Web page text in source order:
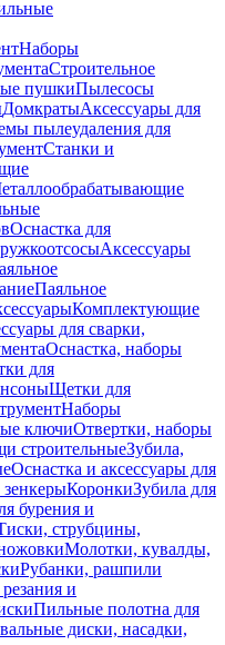
Наборы
Строительное
пушкиПылесосы
ДомкратыАксессуары для
пылеудаления для
Станки и
Оснастка для
Аксессуары
Паяльное
Комплектующие
для сварки,
Оснастка, наборы
для
Щетки для
Наборы
ключиОтвертки, наборы
строительныеЗубила,
Оснастка и аксессуары для
КоронкиЗубила для
бурения и
струбцины,
Молотки, кувалды,
Рубанки, рашпили
и
Пильные полотна для
диски, насадки,